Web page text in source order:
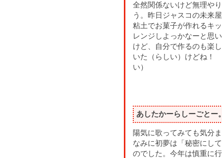
全然関係ないけど無理や
う。昨日ジャスコの未来
粘土でお菓子が作れるキ
レンジしよっかなーと思
けど、自分で作るのも楽
いた（らしい）けどね！
い）
あしたかーらしーごとー
陽気に歌ってみても気分
なみに初夢は「秘密にし
のでした。今年は慎重に